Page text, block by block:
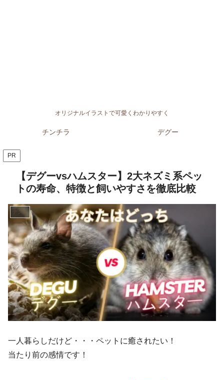
オリジナルイラストで可愛くわかりやすく
チンチラ デグー
PR
【デグーvsハムスター】2大ネズミ系ペッ
トの寿命、特徴と飼いやすさを徹底比較
デグー
一人暮らしだけど・・・ペットに癒されたい！
当たり前の感情です！